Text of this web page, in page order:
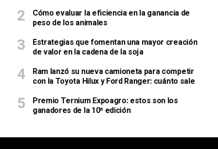
Cómo evaluar la eficiencia en la ganancia de
peso de los animales
Estrategias que fomentan una mayor creación
de valor en la cadena de la soja
Ram lanzó su nueva camioneta para competir
con la Toyota Hilux y Ford Ranger: cuánto sale
Premio Ternium Expoagro: estos son los
ganadores de la 10ª edición